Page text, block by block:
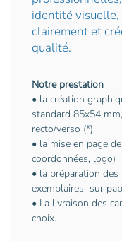
identité
clairement et
qualité.
Notre prestation
• la création
standard 85x54
recto/verso (*)
• la mise en page
coordonnées, logo)
• la préparation
exemplaires sur
• La livraison des
choix.